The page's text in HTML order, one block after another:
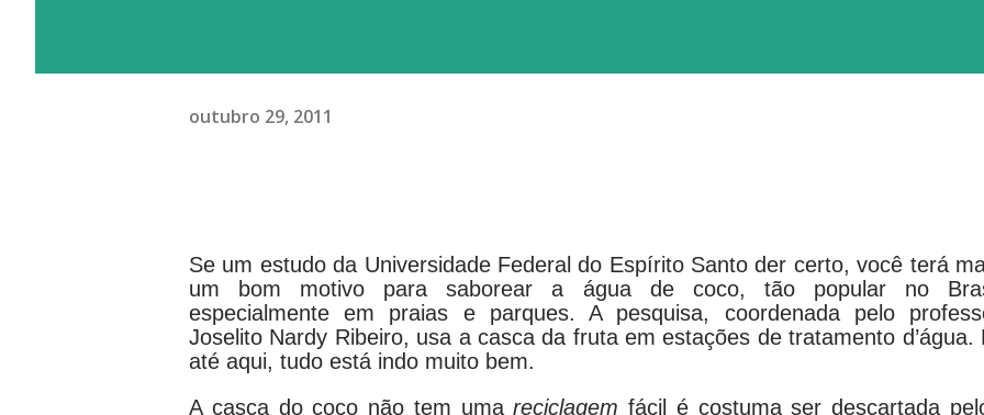
outubro 29, 2011
Se um estudo da Universidade Federal do Espírito Santo der certo, você terá
um bom motivo para saborear a água de coco, tão popular no
especialmente em praias e parques. A pesquisa, coordenada pelo
Joselito Nardy Ribeiro, usa a casca da fruta em estações de tratamento d’água.
até aqui, tudo está indo muito bem.
A casca do coco não tem umareciclagem fácil é costuma ser descartada